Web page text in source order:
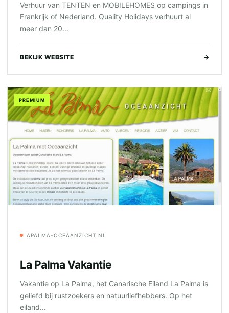
Verhuur van TENTEN en MOBILEHOMES op campings in
Frankrijk of Nederland. Quality Holidays verhuurt al
meer dan 20...
BEKIJK WEBSITE →
PREMIUM
LAPALMA-OCEAANZICHT.NL
La Palma Vakantie
Vakantie op La Palma, het Canarische Eiland La Palma is
geliefd bij rustzoekers en natuurliefhebbers. Op het
eiland...